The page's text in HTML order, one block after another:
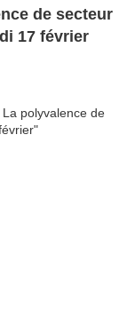
de secteur
17 février